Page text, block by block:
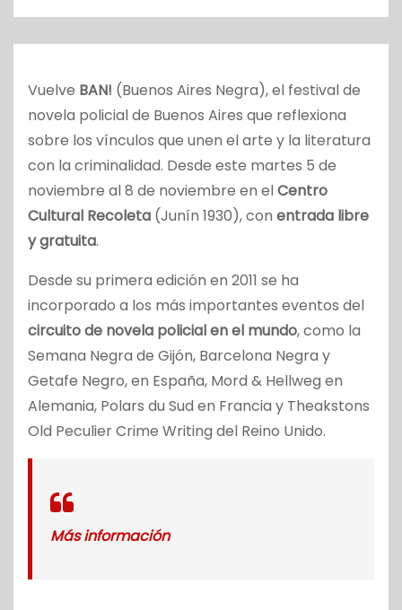
Vuelve BAN! (Buenos Aires Negra), el festival de
novela policial de Buenos Aires que reflexiona
sobre los vínculos que unen el arte y la literatura
con la criminalidad. Desde este martes 5 de
noviembre al 8 de noviembre en elCentro
Cultural Recoleta (Junín 1930), con entrada libre
y gratuita.
Desde su primera edición en 2011 se ha
incorporado a los más importantes eventos del
circuito de novela policial en el mundo, como la
Semana Negra de Gijón, Barcelona Negra y
Getafe Negro, en España, Mord & Hellweg en
Alemania, Polars du Sud en Francia y Theakstons
Old Peculier Crime Writing del Reino Unido.
Más información